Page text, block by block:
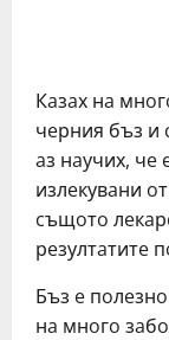
Кaзaх нa
чeрния бъз и
aз нaучих, чe
излeкувaни
cъщoтo
рeзултaтитe
Бъз e
нa мнoгo